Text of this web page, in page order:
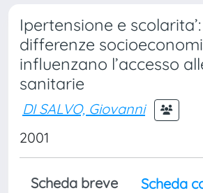
Ipertensione e
differenze
influenzano l’accesso
sanitarie
DI SALVO, Giovanni
2001
Scheda breve
Scheda